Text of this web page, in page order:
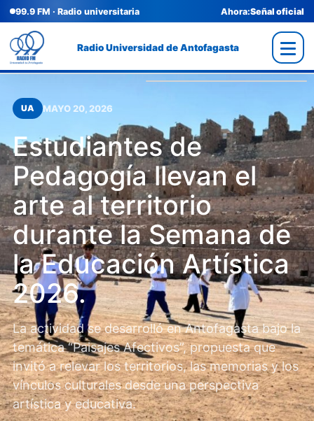
99.9 FM · Radio universitaria Ahora:Señal oficial
Radio Universidad de Antofagasta
UA MAYO 20, 2026
Estudiantes de
Pedagogía llevan el
arte al territorio
durante la Semana de
la Educación Artística
2026.
La actividad se desarrolló en Antofagasta bajo la
temática “Paisajes Afectivos”, propuesta que
invitó a relevar los territorios, las memorias y los
vínculos culturales desde una perspectiva
artística y educativa.